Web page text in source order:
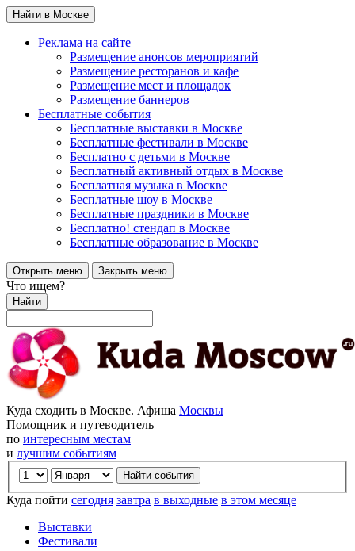
Найти в Москве
Реклама на сайте
Размещение анонсов мероприятий
Размещение ресторанов и кафе
Размещение мест и площадок
Размещение баннеров
Бесплатные события
Бесплатные выставки в Москве
Бесплатные фестивали в Москве
Бесплатно с детьми в Москве
Бесплатный активный отдых в Москве
Бесплатная музыка в Москве
Бесплатные шоу в Москве
Бесплатные праздники в Москве
Бесплатно! стендап в Москве
Бесплатные образование в Москве
Открыть меню Закрыть меню
Что ищем?
Найти
Куда сходить в Москве. Афиша Москвы
Помощник и путеводитель
по интересным местам
и лучшим событиям
Куда пойти сегодня завтра в выходные в этом месяце
Выставки
Фестивали